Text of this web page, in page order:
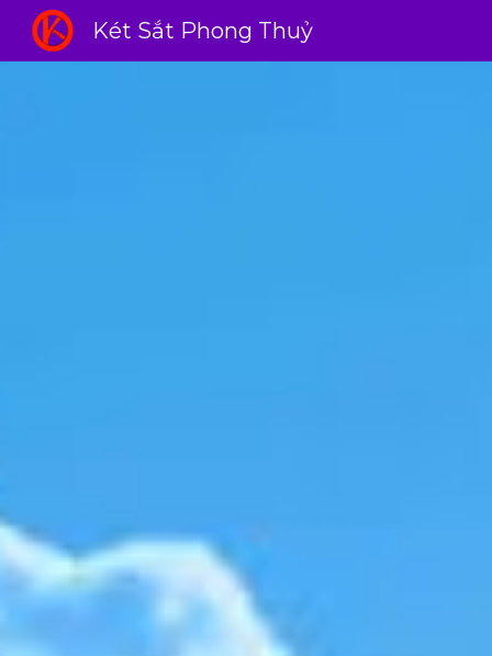
Két Sắt Phong Thuỷ